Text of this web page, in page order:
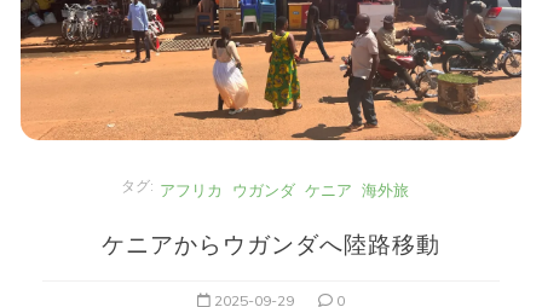
タグ: アフリカ ウガンダ ケニア 海外旅
ケニアからウガンダへ陸路移動
2025-09-29 0